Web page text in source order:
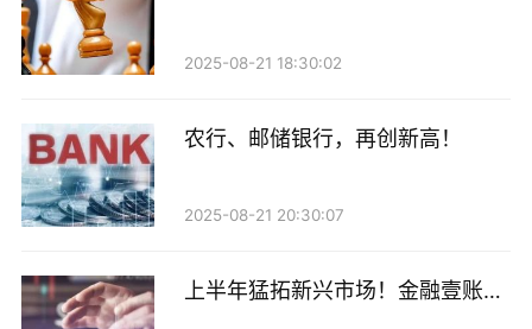
于一次性销售高利润率的个人医疗保险产品。中国内地
市场新业务价值按年下跌4%，但若剔除经济假设变动
17.8%，较2024年全年增长290个基点，反映新业务叠
加效应及有效保单管理成效。
此外，上半年友邦保险的成本控制比较明显，营运溢利
率为15.1%，费用率下降至8.2%。内涵价值营运溢利增
至58.93亿美元，每股上升15%。
2025-08-21 18:30:02
农行、邮储银行，再创新高！
2025-08-21 20:30:07
上半年猛拓新兴市场！金融壹账通